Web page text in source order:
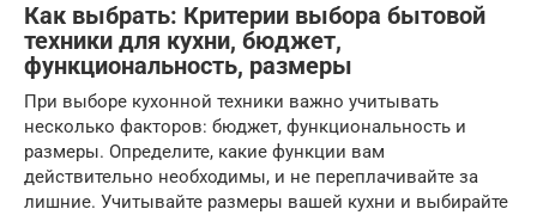
Как выбрать: Критерии выбора бытовой
техники для кухни, бюджет,
функциональность, размеры
При выборе кухонной техники важно учитывать
несколько факторов: бюджет, функциональность и
размеры. Определите, какие функции вам
действительно необходимы, и не переплачивайте за
лишние. Учитывайте размеры вашей кухни и выбирайте